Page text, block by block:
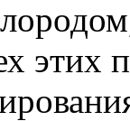
этих